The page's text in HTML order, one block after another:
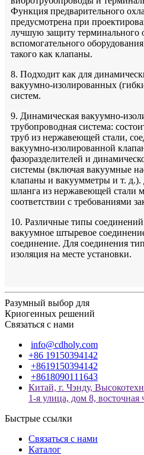
Функция предварительного
предусмотрена при
лучшую защиту терминального
вспомогательного
такого как клапаны.
8. Подходит как для
вакуумно-изолированных
систем.
9. Динамическая вакуумно-
трубопроводная система:
труб из нержавеющей стали,
вакуумно-изолированной
фазоразделителей и
системы (включая вакуумные
клапаны и вакуумметры и т. д.).
шланга из нержавеющей стали
соответствии с требованиями
10. Различные типы
вакуумное штыревое
соединение. Для соединения
изоляция на месте установки.
Разумный выбор для
Криогенных решений
Связаться с нами
info@cdholy.com
+86 19150394142
+8619150394142
+8618090111643
Китай, г. Чэнду,
1-я улица, дом 8, восточная
Быстрые ссылки
Связаться с нами
Каталог